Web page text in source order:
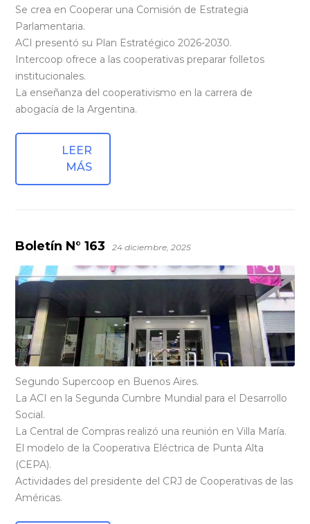
Se crea en Cooperar una Comisión de Estrategia
Parlamentaria.
ACI presentó su Plan Estratégico 2026-2030.
Intercoop ofrece a las cooperativas preparar folletos
institucionales.
La enseñanza del cooperativismo en la carrera de
abogacía de la Argentina.
LEER
MÁS
Boletín N° 163 24 diciembre, 2025
Segundo Supercoop en Buenos Aires.
La ACI en la Segunda Cumbre Mundial para el Desarrollo
Social.
La Central de Compras realizó una reunión en Villa María.
El modelo de la Cooperativa Eléctrica de Punta Alta
(CEPA).
Actividades del presidente del CRJ de Cooperativas de las
Américas.